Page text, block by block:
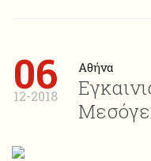
06
12-2018
Αθήνα